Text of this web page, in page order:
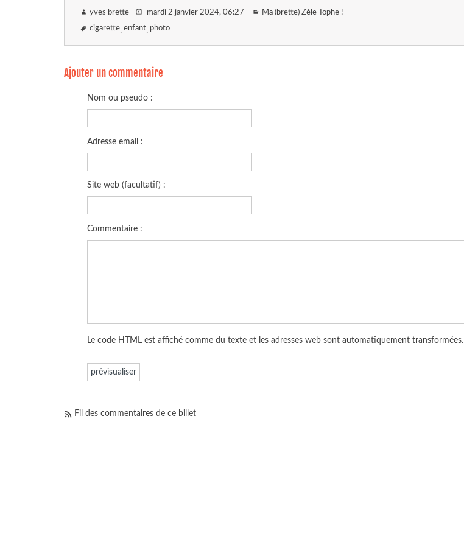
yves brette mardi 2 janvier 2024, 06:27 Ma (brette) Zèle Tophe !
cigarette enfant photo
Ajouter un commentaire
Nom ou pseudo :
Adresse email :
Site web (facultatif) :
Commentaire :
Le code HTML est affiché comme du texte et les adresses web sont automatiquement transformées.
Fil des commentaires de ce billet